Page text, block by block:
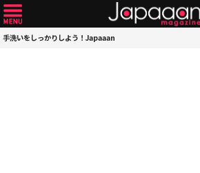
手洗いをしっかりしよう！Japaaan